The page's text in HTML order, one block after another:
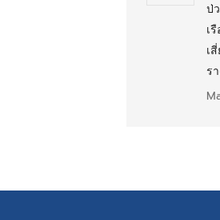
ป่
เ
เ
ร